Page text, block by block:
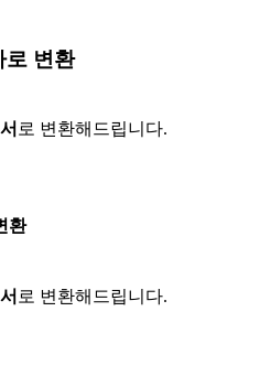
로 변환
로 변환해드립니다.
환
로 변환해드립니다.